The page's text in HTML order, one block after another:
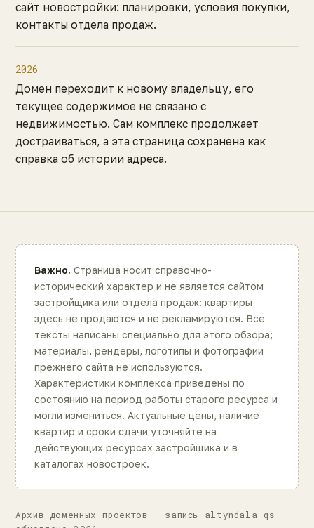
сайт новостройки: планировки, условия покупки,
контакты отдела продаж.
2026
Домен переходит к новому владельцу, его
текущее содержимое не связано с
недвижимостью. Сам комплекс продолжает
достраиваться, а эта страница сохранена как
справка об истории адреса.
Важно. Страница носит справочно-
исторический характер и не является сайтом
застройщика или отдела продаж: квартиры
здесь не продаются и не рекламируются. Все
тексты написаны специально для этого обзора;
материалы, рендеры, логотипы и фотографии
прежнего сайта не используются.
Характеристики комплекса приведены по
состоянию на период работы старого ресурса и
могли измениться. Актуальные цены, наличие
квартир и сроки сдачи уточняйте на
действующих ресурсах застройщика и в
каталогах новостроек.
Архив доменных проектов · запись altyndala-qs ·